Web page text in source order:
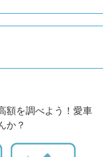
額を調べよう！愛車
か？